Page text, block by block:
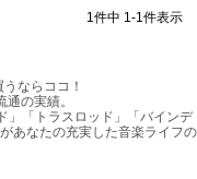
1件中 1-1件表示
ならココ！
の実績。
」「トラスロッド」「バインデ
あなたの充実した音楽ライフの